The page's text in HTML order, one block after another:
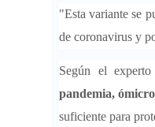
"Esta variante se
de coronavirus y
Según el
pandemia,
suficiente para